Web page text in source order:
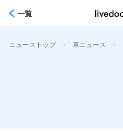
一覧
ニューストップ > 車ニュース >